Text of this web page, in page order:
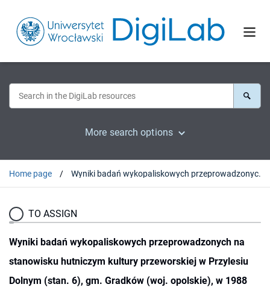
More search options
Home page Wyniki badań wykopaliskowych przeprowadzonych na stanowisku hutniczym kultury przeworskiej w Przylesiu Dolnym (stan. 6), gm. Gradków (woj. opolskie), w 1988 roku
TO ASSIGN
Wyniki badań wykopaliskowych przeprowadzonych na
stanowisku hutniczym kultury przeworskiej w Przylesiu
Dolnym (stan. 6), gm. Gradków (woj. opolskie), w 1988